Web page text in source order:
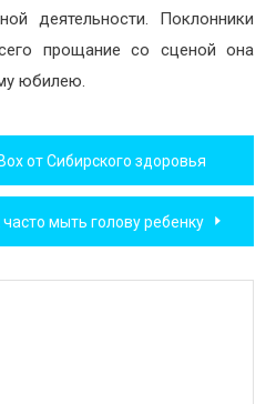
деятельности. Поклонники
прощание со сценой она
юбилею.
от Сибирского здоровья
часто мыть голову ребенку